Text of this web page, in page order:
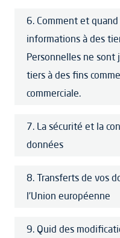
6. Comment et
informations à des
Personnelles ne sont
tiers à des fins
commerciale.
7. La sécurité et la
données
8. Transferts de vos
l’Union européenne
9. Quid des